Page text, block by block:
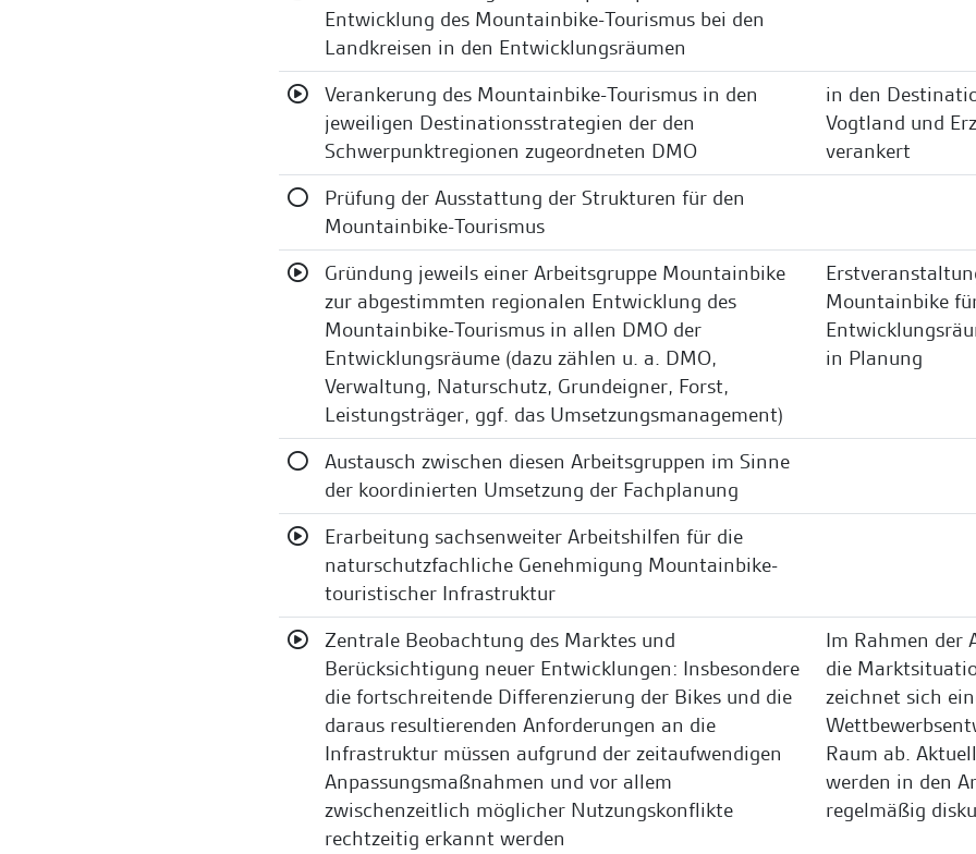
Entwicklung des Mountainbike-Tourismus bei den
Landkreisen in den Entwicklungsräumen
Verankerung des Mountainbike-Tourismus in den
jeweiligen Destinationsstrategien der den
Schwerpunktregionen zugeordneten DMO
in den
Vogtland und
verankert
Prüfung der Ausstattung der Strukturen für den
Mountainbike-Tourismus
Gründung jeweils einer Arbeitsgruppe Mountainbike
zur abgestimmten regionalen Entwicklung des
Mountainbike-Tourismus in allen DMO der
Entwicklungsräume (dazu zählen u. a. DMO,
Verwaltung, Naturschutz, Grundeigner, Forst,
Leistungsträger, ggf. das Umsetzungsmanagement)
Mountainbike
in Planung
Austausch zwischen diesen Arbeitsgruppen im Sinne
der koordinierten Umsetzung der Fachplanung
Erarbeitung sachsenweiter Arbeitshilfen für die
naturschutzfachliche Genehmigung Mountainbike-
touristischer Infrastruktur
Zentrale Beobachtung des Marktes und
Berücksichtigung neuer Entwicklungen: Insbesondere
die fortschreitende Differenzierung der Bikes und die
daraus resultierenden Anforderungen an die
Infrastruktur müssen aufgrund der zeitaufwendigen
Anpassungsmaßnahmen und vor allem
zwischenzeitlich möglicher Nutzungskonflikte
rechtzeitig erkannt werden
Im Rahmen der
die
zeichnet sich
Raum ab.
werden in den
regelmäßig